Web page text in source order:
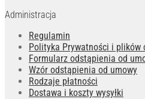
Administracja
Regulamin
Polityka Prywatności i plików
Formularz odstąpienia od
Wzór odstąpienia od umowy
Rodzaje płatności
Dostawa i koszty wysyłki